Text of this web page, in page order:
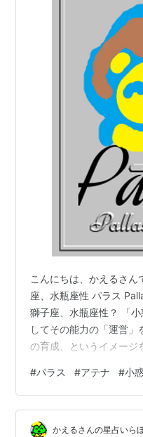
こんにちは、かえるさ
座、水瓶座性 パラス
獅子座、水瓶座性？ 「
してその能力の「運営」
の育成、というイメージ
徴性は多岐に渡ります。
あくまでも近い天体の「
を埋めるイメージがあり
よね。 その意味で「小惑
#パラス #アテナ #小
かえるさんの星占いら